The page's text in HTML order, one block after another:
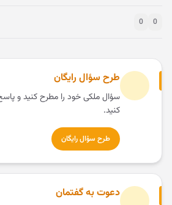
0
0
طرح سؤال رایگان
سؤال ملکی خود را مطرح کنید و
کنید.
طرح سؤال رایگان
دعوت به گفتمان